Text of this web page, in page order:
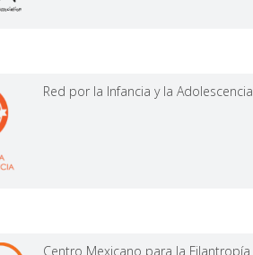
Red por la Infancia y la Adolescencia
Centro Mexicano para la Filantropía